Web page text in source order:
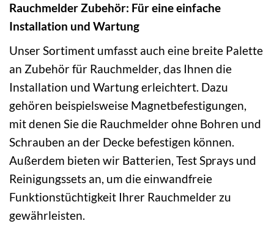
Rauchmelder Zubehör: Für eine einfache
Installation und Wartung
Unser Sortiment umfasst auch eine breite Palette
an Zubehör für Rauchmelder, das Ihnen die
Installation und Wartung erleichtert. Dazu
gehören beispielsweise Magnetbefestigungen,
mit denen Sie die Rauchmelder ohne Bohren und
Schrauben an der Decke befestigen können.
Außerdem bieten wir Batterien, Test Sprays und
Reinigungssets an, um die einwandfreie
Funktionstüchtigkeit Ihrer Rauchmelder zu
gewährleisten.